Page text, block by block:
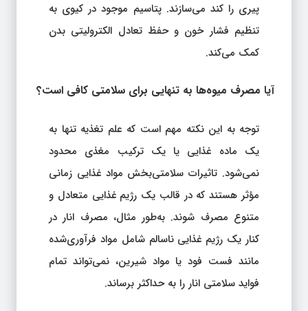
پیری را کند می‌سازند. پتاسیم موجود در کیوی به
تنظیم فشار خون و حفظ تعادل الکترولیتی بدن
کمک می‌کند.
آیا مصرف میوه‌ها به تنهایی برای سلامتی کافی است؟
توجه به این نکته مهم است که علم تغذیه تنها به
یک ماده غذایی یا یک ترکیب مغذی محدود
نمی‌شود. تاثیرات سلامتی‌بخش مواد غذایی زمانی
مؤثر هستند که در قالب یک رژیم غذایی متعادل و
متنوع مصرف شوند. به‌طور مثال، مصرف انار در
کنار یک رژیم غذایی ناسالم شامل مواد فرآوری‌شده
مانند فست فود یا مواد شیرین، نمی‌تواند تمام
فواید سلامتی انار را به حداکثر برساند.